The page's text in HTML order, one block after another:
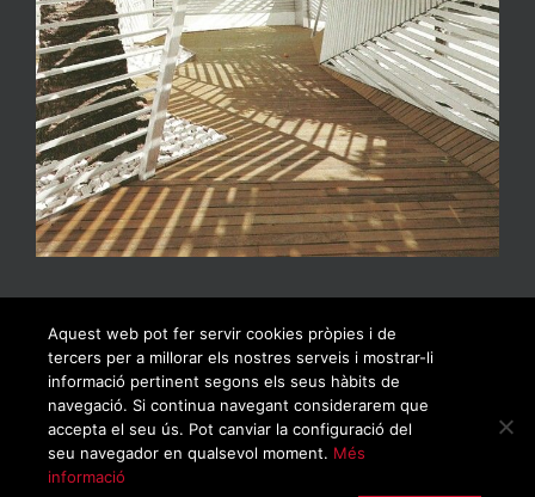
© Copyrigh 2019 | Todos los derechos reservados |
Aquest web pot fer servir cookies pròpies i de
tercers per a millorar els nostres serveis i mostrar-li
informació pertinent segons els seus hàbits de
navegació. Si continua navegant considerarem que
accepta el seu ús. Pot canviar la configuració del
seu navegador en qualsevol moment. Més
informació